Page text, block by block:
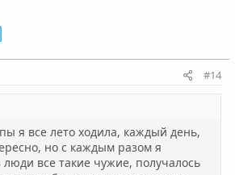
#14
я все лето ходила, каждый день,
но с каждым разом я
все такие чужие, получалось